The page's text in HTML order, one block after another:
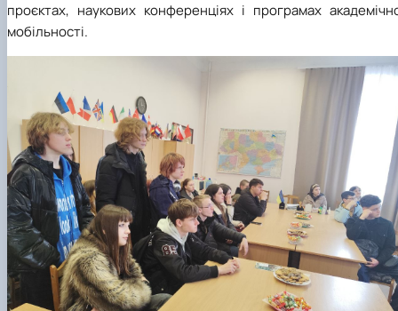
проєктах, наукових конференціях і програмах
мобільності.